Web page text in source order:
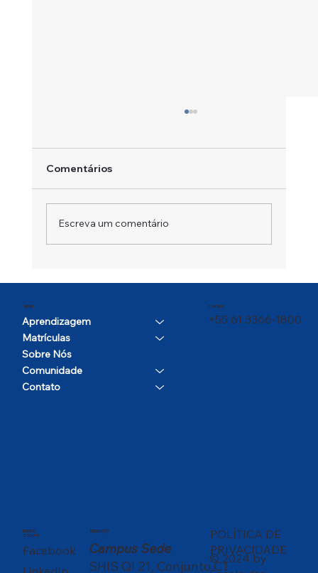
Um Campeão em Movimento
Comentários
Escreva um comentário
MENU
Aprendizagem
Matrículas
Sobre Nós
Comunidade
Contato
CONTATO
+55 61 3366-1800
ENDEREÇO
Campus Sede
SHIS QI 21, Conjunto C1
REDES
SOCIAIS
Facebook
POLÍTICA DE
PRIVACIDADE
© 2024 by